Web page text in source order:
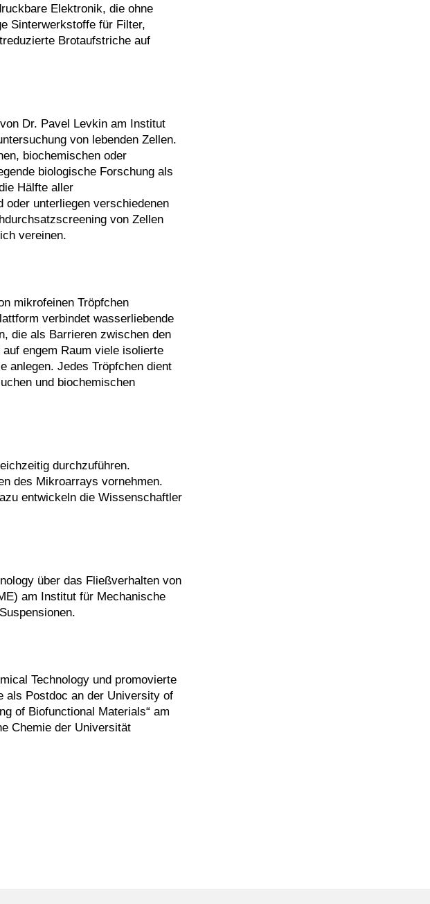
Elektronik, die ohne
Sinterwerkstoffe für Filter,
Brotaufstriche auf
Dr. Pavel Levkin am Institut
von lebenden Zellen.
biochemischen oder
biologische Forschung als
Hälfte aller
oder unterliegen verschiedenen
von Zellen
vereinen.
mikrofeinen Tröpfchen
verbindet wasserliebende
die als Barrieren zwischen den
engem Raum viele isolierte
anlegen. Jedes Tröpfchen dient
und biochemischen
durchzuführen.
des Mikroarrays vornehmen.
entwickeln die Wissenschaftler
über das Fließverhalten von
am Institut für Mechanische
Technology und promovierte
als Postdoc an der University of
of Biofunctional Materials“ am
Chemie der Universität